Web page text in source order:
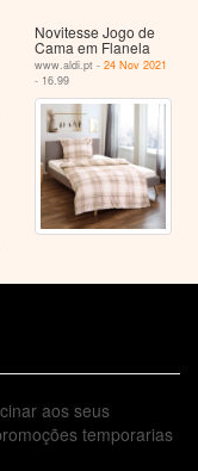
Novitesse Jogo de
Cama em Flanela
www.aldi.pt -24 Nov 2021
- 16.99
aos seus
temporarias